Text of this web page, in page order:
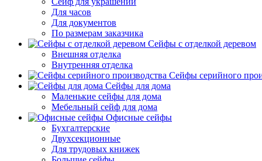
Для часов
Для документов
По размерам заказчика
Сейфы с отделкой деревом
Внешняя отделка
Внутренняя отделка
Сейфы серийного
Сейфы для дома
Маленькие сейфы для дома
Мебельный сейф для дома
Офисные сейфы
Бухгалтерские
Двухсекционные
Для трудовых книжек